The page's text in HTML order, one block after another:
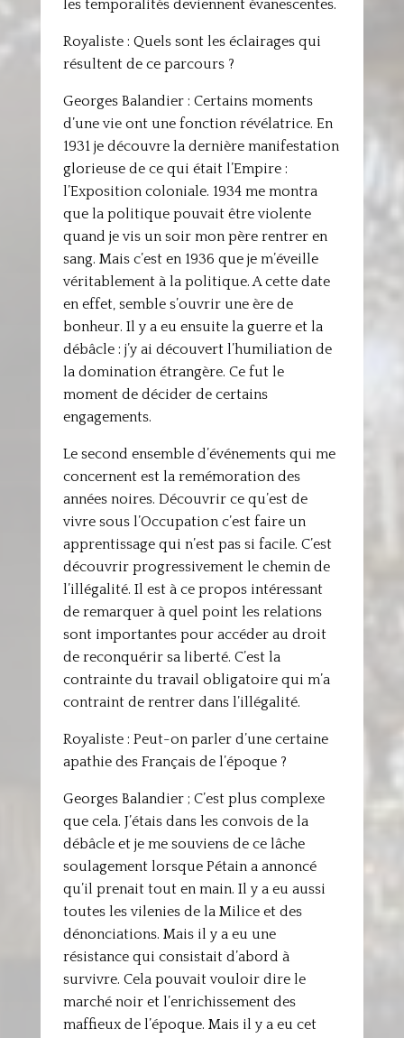
les temporalités deviennent évanescentes.
Royaliste : Quels sont les éclairages qui
résultent de ce parcours ?
Georges Balandier : Certains moments
d’une vie ont une fonction révélatrice. En
1931 je découvre la dernière manifestation
glorieuse de ce qui était l’Empire :
l’Exposition coloniale. 1934 me montra
que la politique pouvait être violente
quand je vis un soir mon père rentrer en
sang. Mais c’est en 1936 que je m’éveille
véritablement à la politique. A cette date
en effet, semble s’ouvrir une ère de
bonheur. Il y a eu ensuite la guerre et la
débâcle : j’y ai découvert l’humiliation de
la domination étrangère. Ce fut le
moment de décider de certains
engagements.
Le second ensemble d’événements qui me
concernent est la remémoration des
années noires. Découvrir ce qu’est de
vivre sous l’Occupation c’est faire un
apprentissage qui n’est pas si facile. C’est
découvrir progressivement le chemin de
l’illégalité. Il est à ce propos intéressant
de remarquer à quel point les relations
sont importantes pour accéder au droit
de reconquérir sa liberté. C’est la
contrainte du travail obligatoire qui m’a
contraint de rentrer dans l’illégalité.
Royaliste : Peut-on parler d’une certaine
apathie des Français de l’époque ?
Georges Balandier ; C’est plus complexe
que cela. J’étais dans les convois de la
débâcle et je me souviens de ce lâche
soulagement lorsque Pétain a annoncé
qu’il prenait tout en main. Il y a eu aussi
toutes les vilenies de la Milice et des
dénonciations. Mais il y a eu une
résistance qui consistait d’abord à
survivre. Cela pouvait vouloir dire le
marché noir et l’enrichissement des
maffieux de l’époque. Mais il y a eu cet